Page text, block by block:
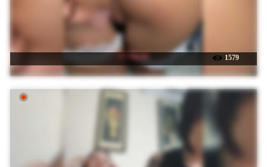
☉ Viki-05 1579